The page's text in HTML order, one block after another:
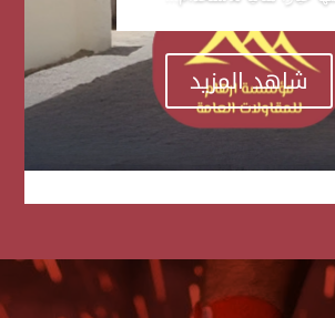
شاهد المزيد